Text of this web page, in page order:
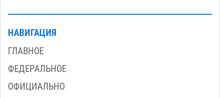
НАВИГАЦИЯ
ГЛАВНОЕ
ФЕДЕРАЛЬНОЕ
ОФИЦИАЛЬНО